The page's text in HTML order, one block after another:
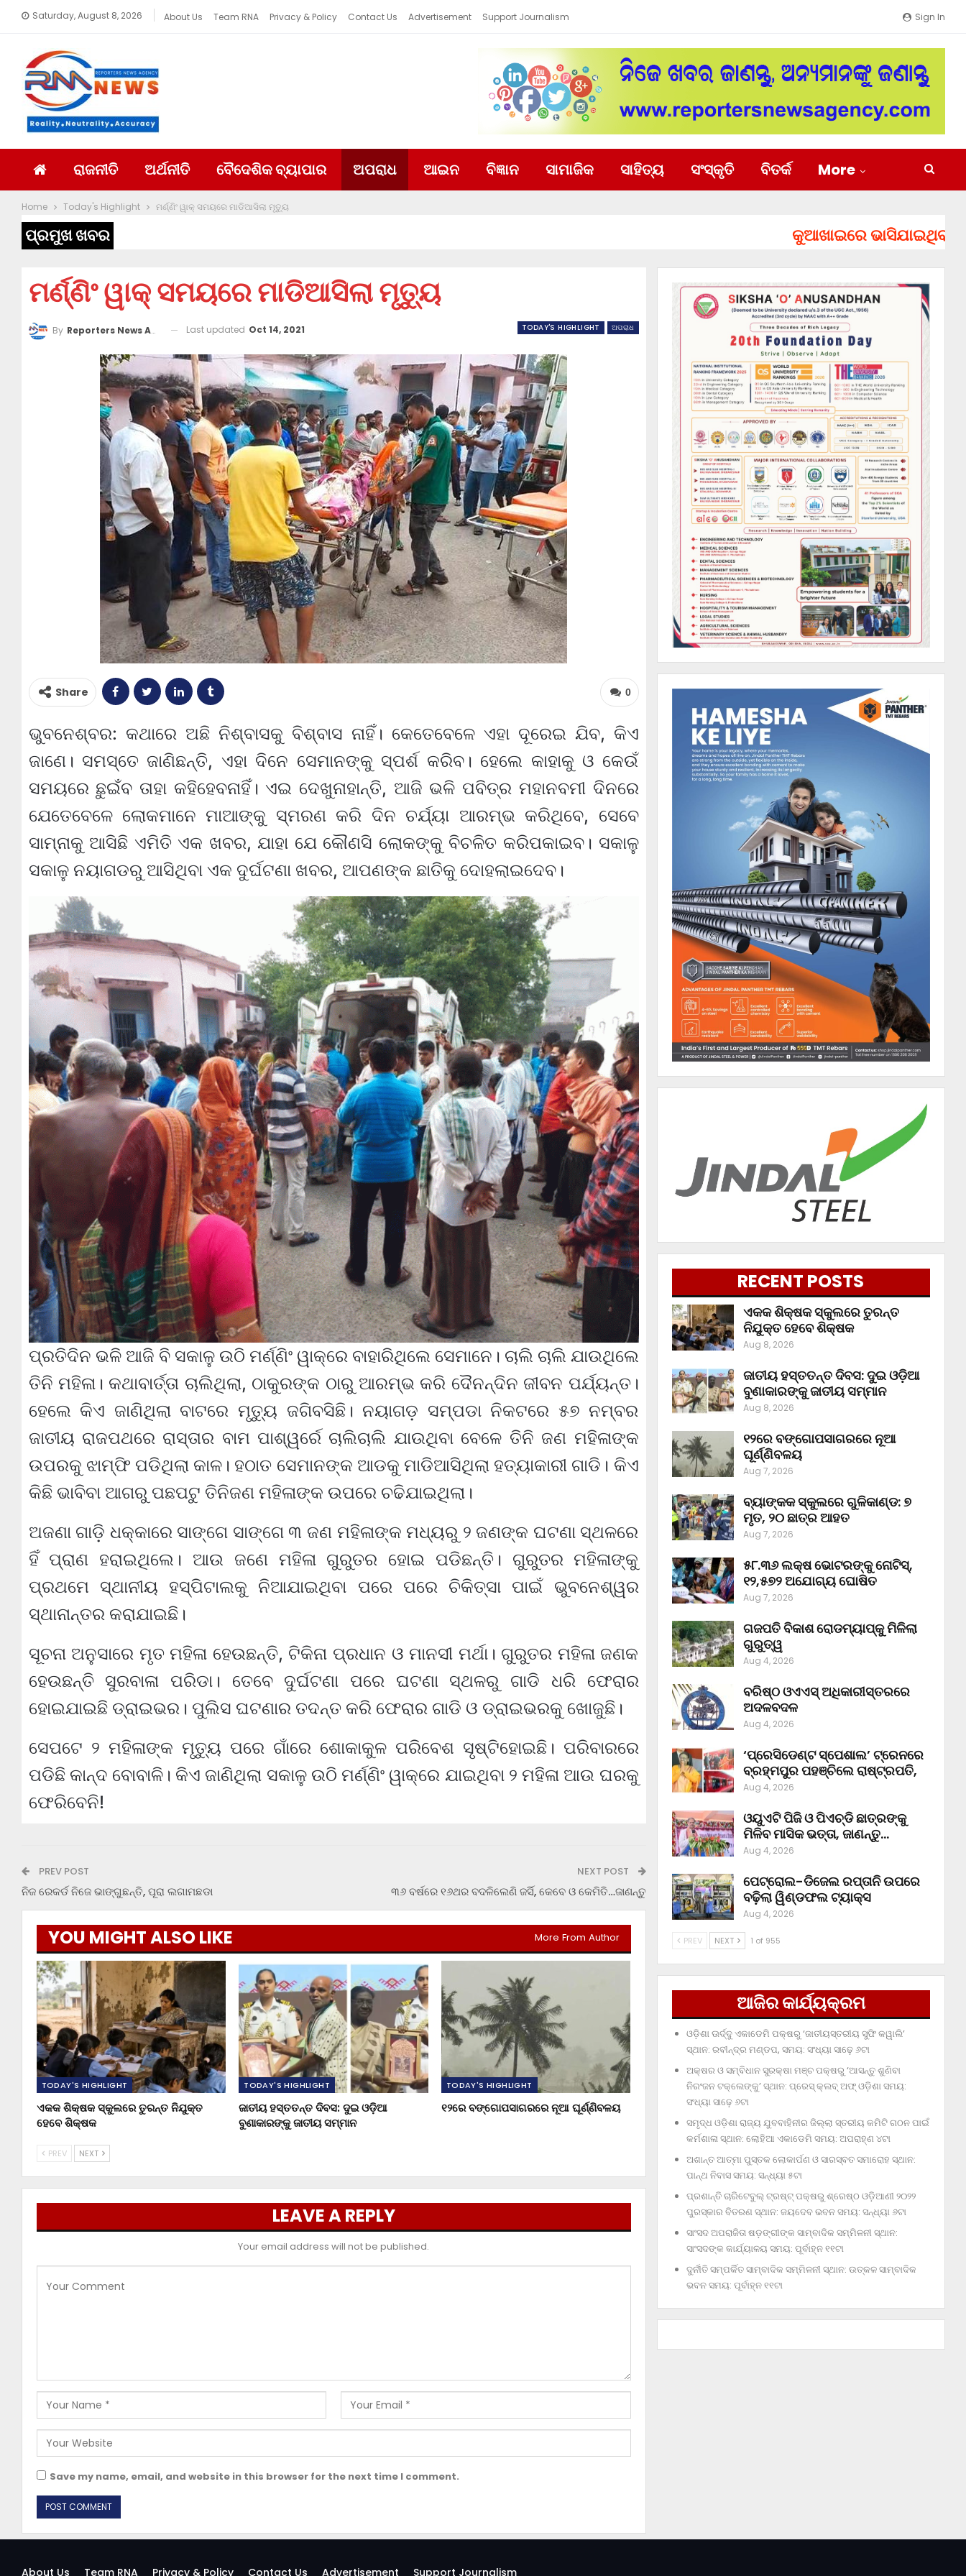
Sign In
Saturday, August 8, 2026 About Us Team RNA Privacy & Policy Contact Us Advertisement Support Journalism
ରାଜନୀତି ଅର୍ଥନୀତି ବୈଦେଶିକ ବ୍ୟାପାର ଅପରାଧ ଆଇନ ବିଜ୍ଞାନ ସାମାଜିକ ସାହିତ୍ୟ ସଂସ୍କୃତି ବିତର୍କ More
Home Today's Highlight ମର୍ଣ୍ଣିଂ ୱାକ୍ ସମୟରେ ମାଡିଆସିଲା ମୃତ୍ୟୁ
ପ୍ରମୁଖ ଖବର କୁଆଖାଇରେ ଭାସିଯାଇଥିବା ୨
ମର୍ଣ୍ଣିଂ ୱାକ୍ ସମୟରେ ମାଡିଆସିଲା ମୃତ୍ୟୁ
TODAY'S HIGHLIGHT ଅପରାଧ
By Reporters News Agency Last updated Oct 14, 2021
0
Share
ଭୁବନେଶ୍ବର: କଥାରେ ଅଛି ନିଶ୍ବାସକୁ ବିଶ୍ବାସ ନାହିଁ। କେତେବେଳେ ଏହା ଦୂରେଇ ଯିବ, କିଏ
ଜାଣେ। ସମସ୍ତେ ଜାଣିଛନ୍ତି, ଏହା ଦିନେ ସେମାନଙ୍କୁ ସ୍ପର୍ଶ କରିବ। ହେଲେ କାହାକୁ ଓ କେଉଁ
ସମୟରେ ଛୁଇଁବ ତାହା କହିହେବନାହିଁ। ଏଇ ଦେଖୁନାହାନ୍ତି, ଆଜି ଭଳି ପବିତ୍ର ମହାନବମୀ ଦିନରେ
ଯେତେବେଳେ ଲୋକମାନେ ମାଆଙ୍କୁ ସ୍ମରଣ କରି ଦିନ ଚର୍ଯ୍ୟା ଆରମ୍ଭ କରିଥିବେ, ସେବେ
ସାମ୍ନାକୁ ଆସିଛି ଏମିତି ଏକ ଖବର, ଯାହା ଯେ କୌଣସି ଲୋକଙ୍କୁ ବିଚଳିତ କରିପକାଇବ। ସକାଳୁ
ସକାଳୁ ନୟାଗଡରୁ ଆସିଥିବା ଏକ ଦୁର୍ଘଟଣା ଖବର, ଆପଣଙ୍କ ଛାତିକୁ ଦୋହଲାଇଦେବ।
ପ୍ରତିଦିନ ଭଳି ଆଜି ବି ସକାଳୁ ଉଠି ମର୍ଣ୍ଣିଂ ୱାକ୍‌ରେ ବାହାରିଥିଲେ ସେମାନେ। ଚାଲି ଚାଲି ଯାଉଥିଲେ
ତିନି ମହିଳା। କଥାବାର୍ତ୍ତା ଚାଲିଥିଲା, ଠାକୁରଙ୍କ ଠାରୁ ଆରମ୍ଭ କରି ଦୈନନ୍ଦିନ ଜୀବନ ପର୍ଯ୍ୟନ୍ତ।
ହେଲେ କିଏ ଜାଣିଥିଲା ବାଟରେ ମୃତ୍ୟୁ ଜଗିବସିଛି। ନୟାଗଡ଼ ସମ୍ପଡା ନିକଟରେ ୫୭ ନମ୍ବର
ଜାତୀୟ ରାଜପଥରେ ରାସ୍ତାର ବାମ ପାଶ୍ୱର୍ରେ ଚାଲିଚାଲି ଯାଉଥିବା ବେଳେ ତିନି ଜଣ ମହିଳାଙ୍କ
ଉପରକୁ ଝାମ୍ଫି ପଡିଥିଲା କାଳ। ହଠାତ ସେମାନଙ୍କ ଆଡକୁ ମାଡିଆସିଥିଲା ହତ୍ୟାକାରୀ ଗାଡି। କିଏ
କିଛି ଭାବିବା ଆଗରୁ ପଛପଟୁ ତିନିଜଣ ମହିଳାଙ୍କ ଉପରେ ଚଢିଯାଇଥିଲା।
ଅଜଣା ଗାଡ଼ି ଧକ୍କାରେ ସାଙ୍ଗେ ସାଙ୍ଗେ ୩ ଜଣ ମହିଳାଙ୍କ ମଧ୍ୟରୁ ୨ ଜଣଙ୍କ ଘଟଣା ସ୍ଥଳରେ
ହିଁ ପ୍ରାଣ ହରାଇଥିଲେ। ଆଉ ଜଣେ ମହିଳା ଗୁରୁତର ହୋଇ ପଡିଛନ୍ତି। ଗୁରୁତର ମହିଳାଙ୍କୁ
ପ୍ରଥମେ ସ୍ଥାନୀୟ ହସ୍ପିଟାଲକୁ ନିଆଯାଇଥିବା ପରେ ପରେ ଚିକିତ୍ସା ପାଇଁ ଭୁବନେଶ୍ୱର
ସ୍ଥାନାନ୍ତର କରାଯାଇଛି।
ସୂଚନା ଅନୁସାରେ ମୃତ ମହିଳା ହେଉଛନ୍ତି, ଟିକିନା ପ୍ରଧାନ ଓ ମାନସୀ ମର୍ଥା। ଗୁରୁତର ମହିଳା ଜଣକ
ହେଉଛନ୍ତି ସୁରବାଳା ପରିଡା। ତେବେ ଦୁର୍ଘଟଣା ପରେ ଘଟଣା ସ୍ଥଳରୁ ଗାଡି ଧରି ଫେରାର
ହୋଇଯାଇଛି ଡ୍ରାଇଭର। ପୁଲିସ ଘଟଣାର ତଦନ୍ତ କରି ଫେରାର ଗାଡି ଓ ଡ୍ରାଇଭରକୁ ଖୋଜୁଛି।
ସେପଟେ ୨ ମହିଳାଙ୍କ ମୃତ୍ୟୁ ପରେ ଗାଁରେ ଶୋକାକୁଳ ପରିବେଶ ସୃଷ୍ଟିହୋଇଛି। ପରିବାରରେ
ପଡିଛି କାନ୍ଦ ବୋବାଳି। କିଏ ଜାଣିଥିଲା ସକାଳୁ ଉଠି ମର୍ଣ୍ଣିଂ ୱାକ୍‌ରେ ଯାଇଥିବା ୨ ମହିଳା ଆଉ ଘରକୁ
ଫେରିବେନି!
PREV POST
ନିଜ ରେକର୍ଡ ନିଜେ ଭାଙ୍ଗୁଛନ୍ତି, ପୂରା ଲଗାମଛଡା
NEXT POST
୩୬ ବର୍ଷରେ ୧୬ଥର ବଦଳିଲେଣି ଜର୍ସି, କେବେ ଓ କେମିତି…ଜାଣନ୍ତୁ
YOU MIGHT ALSO LIKE More From Author
TODAY'S HIGHLIGHT
ଏକକ ଶିକ୍ଷକ ସ୍କୁଲରେ ତୁରନ୍ତ ନିଯୁକ୍ତ
ହେବେ ଶିକ୍ଷକ
TODAY'S HIGHLIGHT
ଜାତୀୟ ହସ୍ତତନ୍ତ ଦିବସ: ଦୁଇ ଓଡ଼ିଆ
ବୁଣାକାରଙ୍କୁ ଜାତୀୟ ସମ୍ମାନ
TODAY'S HIGHLIGHT
୧୨ରେ ବଙ୍ଗୋପସାଗରରେ ନୂଆ ଘୂର୍ଣ୍ଣିବଳୟ
PREV NEXT
LEAVE A REPLY
Your email address will not be published.
Save my name, email, and website in this browser for the next time I comment.
RECENT POSTS
ଏକକ ଶିକ୍ଷକ ସ୍କୁଲରେ ତୁରନ୍ତ
ନିଯୁକ୍ତ ହେବେ ଶିକ୍ଷକ
Aug 8, 2026
ଜାତୀୟ ହସ୍ତତନ୍ତ ଦିବସ: ଦୁଇ ଓଡ଼ିଆ
ବୁଣାକାରଙ୍କୁ ଜାତୀୟ ସମ୍ମାନ
Aug 8, 2026
୧୨ରେ ବଙ୍ଗୋପସାଗରରେ ନୂଆ
ଘୂର୍ଣ୍ଣିବଳୟ
Aug 7, 2026
ବ୍ୟାଙ୍କକ ସ୍କୁଲରେ ଗୁଳିକାଣ୍ଡ: ୭
ମୃତ, ୨୦ ଛାତ୍ର ଆହତ
Aug 7, 2026
୫୮.୩୬ ଲକ୍ଷ ଭୋଟରଙ୍କୁ ନୋଟିସ୍‌,
୧୨,୫୭୨ ଅଯୋଗ୍ୟ ଘୋଷିତ
Aug 7, 2026
ଗଜପତି ବିକାଶ ରୋଡମ୍ୟାପ୍‌କୁ ମିଳିଲା
ଗୁରୁତ୍ୱ
Aug 4, 2026
ବରିଷ୍ଠ ଓଏଏସ୍‌ ଅଧିକାରୀସ୍ତରରେ
ଅଦଳବଦଳ
Aug 4, 2026
‘ପ୍ରେସିଡେଣ୍ଟ ସ୍ପେଶାଲ’ ଟ୍ରେନରେ
ବ୍ରହ୍ମପୁର ପହଞ୍ଚିଲେ ରାଷ୍ଟ୍ରପତି,
Aug 4, 2026
ଓୟୁଏଟି ପିଜି ଓ ପିଏଚ୍‌ଡି ଛାତ୍ରଙ୍କୁ
ମିଳିବ ମାସିକ ଭତ୍ତା, ଜାଣନ୍ତୁ…
Aug 4, 2026
ପେଟ୍ରୋଲ-ଡିଜେଲ ରପ୍ତାନି ଉପରେ
ବଢ଼ିଲା ୱିଣ୍ଡଫଲ ଟ୍ୟାକ୍ସ
Aug 4, 2026
PREV NEXT 1 of 955
ଆଜିର କାର୍ଯ୍ୟକ୍ରମ
ଓଡ଼ିଶା ଊର୍ଦ୍ଦୁ ଏକାଡେମି ପକ୍ଷରୁ ‘ଜାତୀୟସ୍ତରୀୟ ସୁଫି କୱାଲି’
ସ୍ଥାନ: ରବୀନ୍ଦ୍ର ମଣ୍ଡପ, ସମୟ: ସଂଧ୍ୟା ସାଢ଼େ ୬ଟା
ଅକ୍ଷର ଓ ସମ୍ବିଧାନ ସୁରକ୍ଷା ମଞ୍ଚ ପକ୍ଷରୁ ‘ଆସନ୍ତୁ ଶୁଣିବା
ନିରଂଜନ ଟକ୍‌ଲେଙ୍କୁ’ ସ୍ଥାନ: ପ୍ରେସ୍‌ କ୍ଲବ୍‌ ଅଫ୍‌ ଓଡ଼ିଶା ସମୟ:
ସଂଧ୍ୟା ସାଢ଼େ ୬ଟା
ସମୃଦ୍ଧ ଓଡ଼ିଶା ରାଜ୍ୟ ଯୁବବାହିନୀର ଜିଲ୍ଲା ସ୍ତରୀୟ କମିଟି ଗଠନ ପାଇଁ
କର୍ମଶାଳା ସ୍ଥାନ: ଲୋହିଆ ଏକାଡେମି ସମୟ: ଅପରାହ୍‌ଣ ୪ଟା
ଅଶାନ୍ତ ଆତ୍ମା ପୁସ୍ତକ ଲୋକାର୍ପଣ ଓ ସାରସ୍ବତ ସମାରୋହ ସ୍ଥାନ:
ପାନ୍ଥ ନିବାସ ସମୟ: ସନ୍ଧ୍ୟା ୫ଟା
ପ୍ରଶାନ୍ତି ଚାରିଟେବୁଲ୍‌ ଟ୍ରଷ୍ଟ୍‌ ପକ୍ଷରୁ ଶ୍ରେଷ୍ଠ ଓଡ଼ିଆଣୀ ୨୦୨୨
ପୁରସ୍କାର ବିତରଣ ସ୍ଥାନ: ଜୟଦେବ ଭବନ ସମୟ: ସନ୍ଧ୍ୟା ୬ଟା
ସାଂସଦ ଅପରାଜିତା ଷଡ଼ଙ୍ଗୀଙ୍କ ସାମ୍ବାଦିକ ସମ୍ମିଳନୀ ସ୍ଥାନ:
ସାଂସଦଙ୍କ କାର୍ଯ୍ୟାଳୟ ସମୟ: ପୂର୍ବାହ୍ନ ୧୧ଟା
ଦୁର୍ନୀତି ସମ୍ପର୍କିତ ସାମ୍ବାଦିକ ସମ୍ମିଳନୀ ସ୍ଥାନ: ଉତ୍କଳ ସାମ୍ବାଦିକ
ଭବନ ସମୟ: ପୂର୍ବାହ୍ନ ୧୧ଟା
About Us Team RNA Privacy & Policy Contact Us Advertisement Support Journalism